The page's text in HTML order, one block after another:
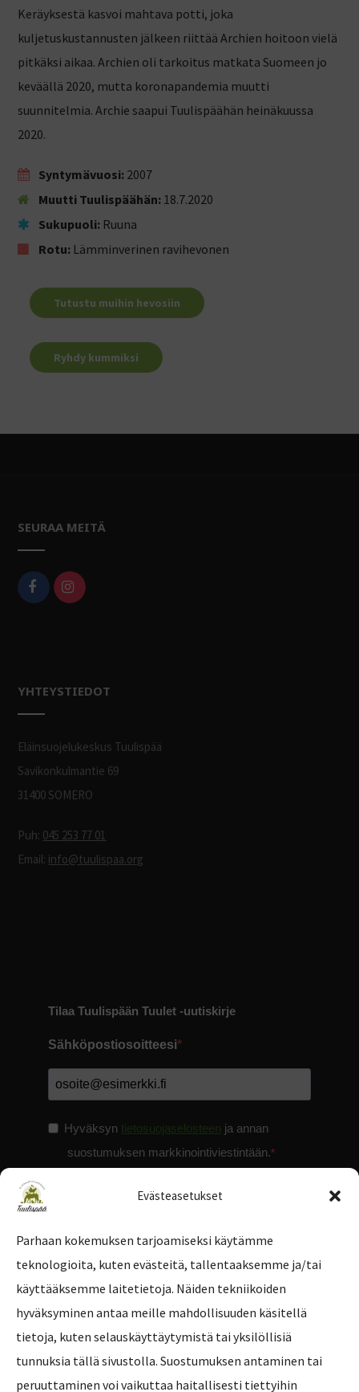
Evästeasetukset
Parhaan kokemuksen tarjoamiseksi käytämme
teknologioita, kuten evästeitä, tallentaaksemme ja/tai
käyttääksemme laitetietoja. Näiden tekniikoiden
hyväksyminen antaa meille mahdollisuuden käsitellä
tietoja, kuten selauskäyttäytymistä tai yksilöllisiä
tunnuksia tällä sivustolla. Suostumuksen antaminen tai
peruuttaminen voi vaikuttaa haitallisesti tiettyihin
Keräyksestä kasvoi mahtava potti, joka
kuljetuskustannusten jälkeen riittää Archien hoitoon vielä
pitkäksi aikaa. Archien oli tarkoitus matkata Suomeen jo
keväällä 2020, mutta koronapandemia muutti
suunnitelmia. Archie saapui Tuulispäähän heinäkuussa
2020.
Syntymävuosi: 2007
Muutti Tuulispäähän: 18.7.2020
Sukupuoli: Ruuna
Rotu: Lämminverinen ravihevonen
Tutustu muihin hevosiin
Ryhdy kummiksi
SEURAA MEITÄ
YHTEYSTIEDOT
Eläinsuojelukeskus Tuulispää
Savikonkulmantie 69
31400 SOMERO
Puh: 045 253 77 01
Email: info@tuulispaa.org
Tilaa Tuulispään Tuulet -uutiskirje
Sähköpostiosoitteesi
Hyväksyn tietosuojaselosteen ja annan
suostumuksen markkinointiviestintään.
Tilaa uutiskirje